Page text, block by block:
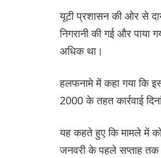
यूटी प्रशासन की ओर से
निगरानी की गई और पाया
अधिक था।
हलफनामे में कहा गया कि
2000 के तहत कार्रवाई
यह कहते हुए कि मामले में
जनवरी के पहले सप्ताह तक